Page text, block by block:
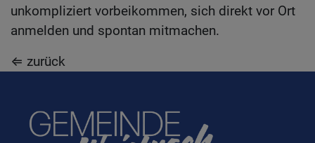
unkompliziert vorbeikommen, sich direkt vor Ort
anmelden und spontan mitmachen.
⇐ zurück